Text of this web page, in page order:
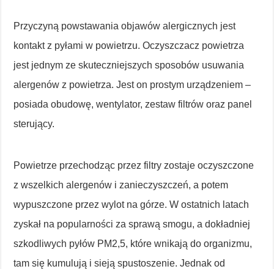
Przyczyną powstawania objawów alergicznych jest
kontakt z pyłami w powietrzu. Oczyszczacz powietrza
jest jednym ze skuteczniejszych sposobów usuwania
alergenów z powietrza. Jest on prostym urządzeniem –
posiada obudowę, wentylator, zestaw filtrów oraz panel
sterujący.
Powietrze przechodząc przez filtry zostaje oczyszczone
z wszelkich alergenów i zanieczyszczeń, a potem
wypuszczone przez wylot na górze. W ostatnich latach
zyskał na popularności za sprawą smogu, a dokładniej
szkodliwych pyłów PM2,5, które wnikają do organizmu,
tam się kumulują i sieją spustoszenie. Jednak od